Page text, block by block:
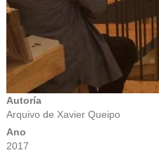
Autoría
Arquivo de Xavier Queipo
Ano
2017